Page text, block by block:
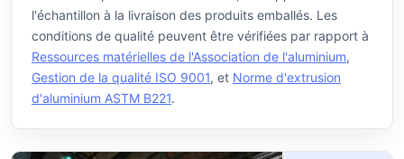
l'échantillon à la livraison des produits emballés. Les
conditions de qualité peuvent être vérifiées par rapport à
Ressources matérielles de l'Association de l'aluminium,
Gestion de la qualité ISO 9001, et Norme d'extrusion
d'aluminium ASTM B221.